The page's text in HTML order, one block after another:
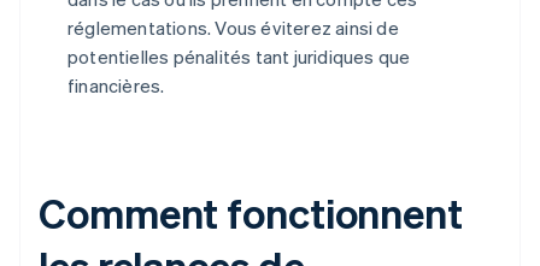
réglementations. Vous éviterez ainsi de
potentielles pénalités tant juridiques que
financières.
Comment fonctionnent